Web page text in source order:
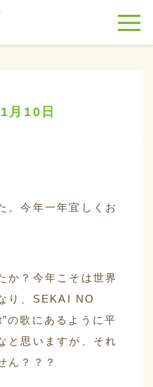
～ 1月10日
。今年一年宜しくお
か？今年こそは世界
り、SEKAI NO
歌にあるように平
と思いますが、それ
ん？？？